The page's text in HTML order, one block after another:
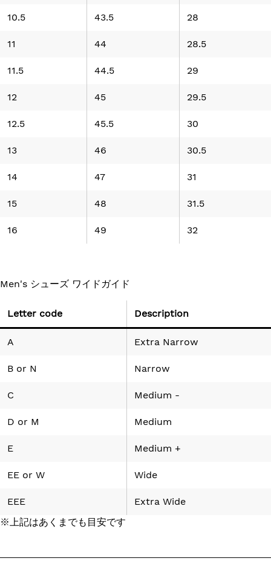
10.5 43.5 28
11 44 28.5
11.5 44.5 29
12 45 29.5
12.5 45.5 30
13 46 30.5
14 47 31
15 48 31.5
16 49 32
Men's シューズ ワイドガイド
Letter code Description
A Extra Narrow
B or N Narrow
C Medium -
D or M Medium
E Medium +
EE or W Wide
EEE
Extra Wide
※上記はあくまでも目安です